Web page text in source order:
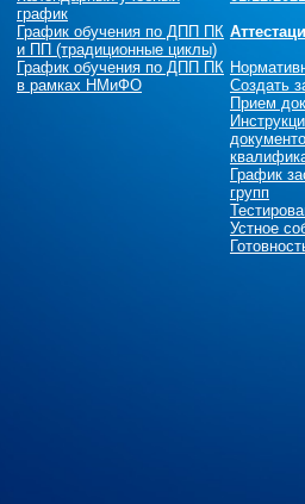
график
График обучения по ДПП ПК
и ПП (традиционные циклы)
График обучения по ДПП ПК
в рамках НМиФО
Создать
Прием
График
групп
Устное